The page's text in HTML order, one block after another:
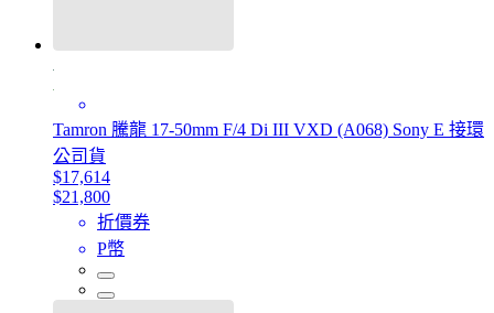
Tamron 騰龍 17-50mm F/4 Di III VXD (A068) Sony E 接環
公司貨
$17,614
$21,800
折價券
P幣